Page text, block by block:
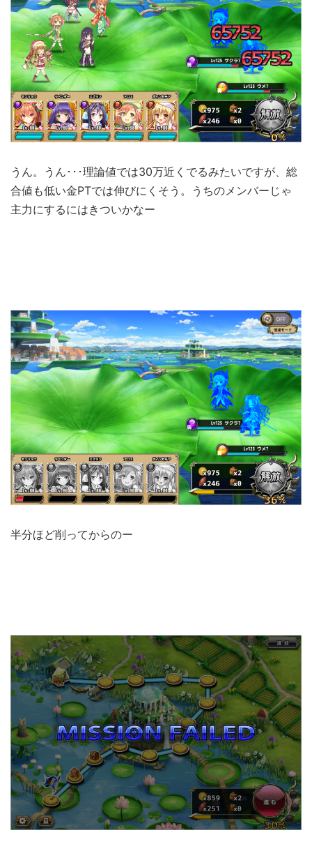
うん。うん･･･理論値では30万近くでるみたいですが、総
合値も低い金PTでは伸びにくそう。うちのメンバーじゃ
主力にするにはきついかなー
半分ほど削ってからのー